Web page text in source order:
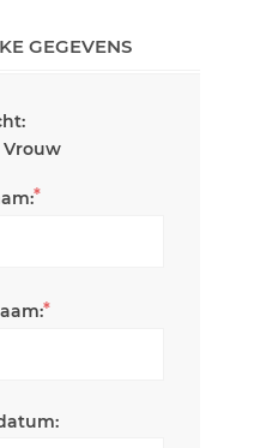
GEGEVENS
Vrouw
*
*